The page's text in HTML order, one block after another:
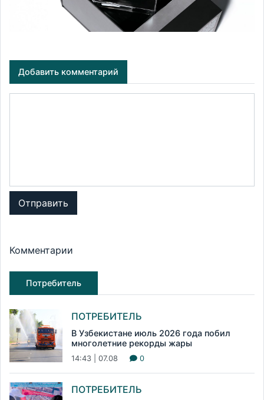
Добавить комментарий
Отправить
Комментарии
Потребитель
ПОТРЕБИТЕЛЬ
В Узбекистане июль 2026 года побил
многолетние рекорды жары
14:43 | 07.08 0
ПОТРЕБИТЕЛЬ